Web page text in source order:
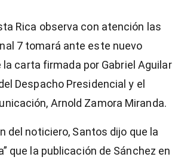
Rica observa con atención las
7 tomará ante este nuevo
la carta firmada por Gabriel Aguilar
Despacho Presidencial y el
Arnold Zamora Miranda.
del noticiero, Santos dijo que la
que la publicación de Sánchez en